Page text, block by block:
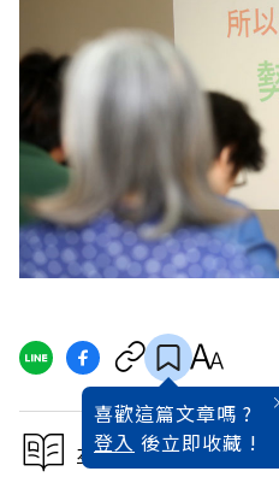
喜歡這篇文章嗎 ?
登入 後立即收藏 !
本文出自 2019 / 8月